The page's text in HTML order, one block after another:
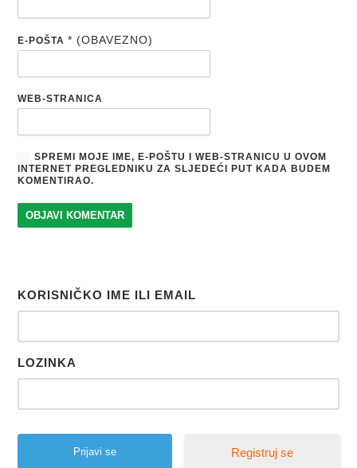
E-POŠTA* (OBAVEZNO)
WEB-STRANICA
SPREMI MOJE IME, E-POŠTU I WEB-STRANICU U OVOM
INTERNET PREGLEDNIKU ZA SLJEDEĆI PUT KADA BUDEM
KOMENTIRAO.
KORISNIČKO IME ILI EMAIL
LOZINKA
Registruj se